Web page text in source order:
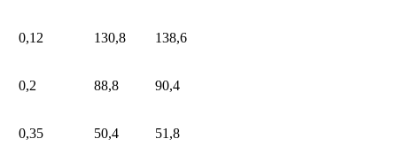
0,12 130,8 138,6
0,2 88,8 90,4
0,35 50,4 51,8